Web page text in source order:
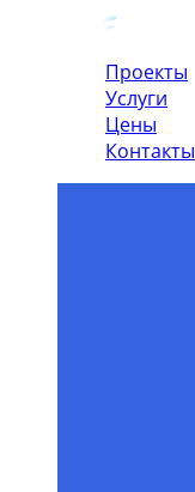
Проекты
Услуги
Цены
Контакты